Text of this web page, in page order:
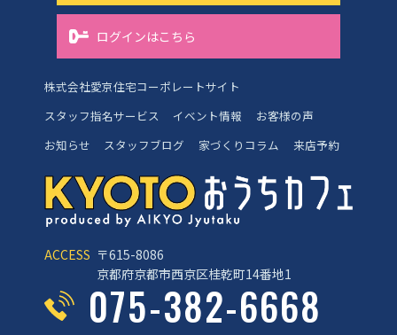
ACCESS 〒615-8086
京都府京都市西京区桂乾町14番地1
075-382-6668
ログインはこちら
株式会社愛京住宅コーポレートサイト
スタッフ指名サービス
イベント情報
お客様の声
お知らせ
スタッフブログ 家づくりコラム 来店予約